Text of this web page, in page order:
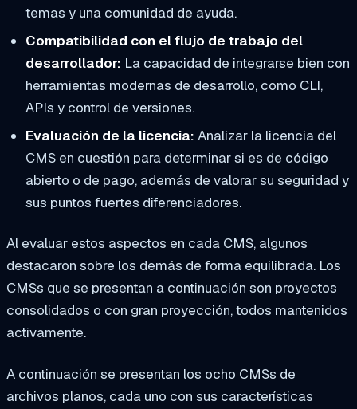
temas y una comunidad de ayuda.
Compatibilidad con el flujo de trabajo del
desarrollador: La capacidad de integrarse bien con
herramientas modernas de desarrollo, como CLI,
APIs y control de versiones.
Evaluación de la licencia: Analizar la licencia del
CMS en cuestión para determinar si es de código
abierto o de pago, además de valorar su seguridad y
sus puntos fuertes diferenciadores.
Al evaluar estos aspectos en cada CMS, algunos
destacaron sobre los demás de forma equilibrada. Los
CMSs que se presentan a continuación son proyectos
consolidados o con gran proyección, todos mantenidos
activamente.
A continuación se presentan los ocho CMSs de
archivos planos, cada uno con sus características